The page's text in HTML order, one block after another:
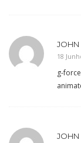
JOHN
18
g-
JOHN